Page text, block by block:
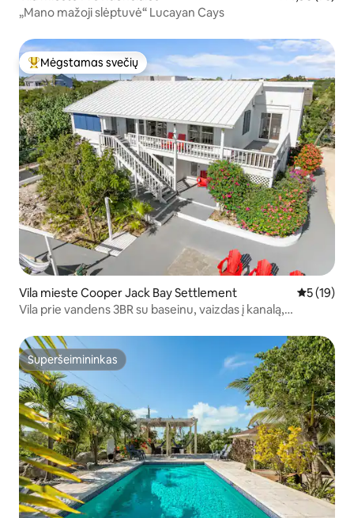
„Mano mažoji slėptuvė“ Lucayan Cays
Svečių mėgstamiausias
Mėgstamas svečių
Vila mieste Cooper Jack Bay Settlement Vidutinis
5 (19)
Vila prie vandens 3BR su baseinu, vaizdas į kanalą,
Superšeimininkas
Superšeimininkas